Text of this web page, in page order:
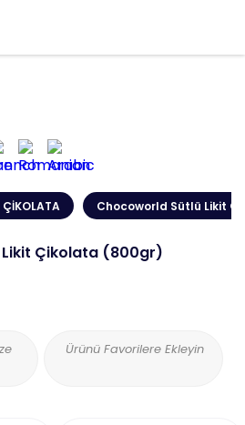
ÇİKOLATA Chocoworld Sütlü Likit
Çikolata (800gr)
Ürünü Favorilere Ekleyin